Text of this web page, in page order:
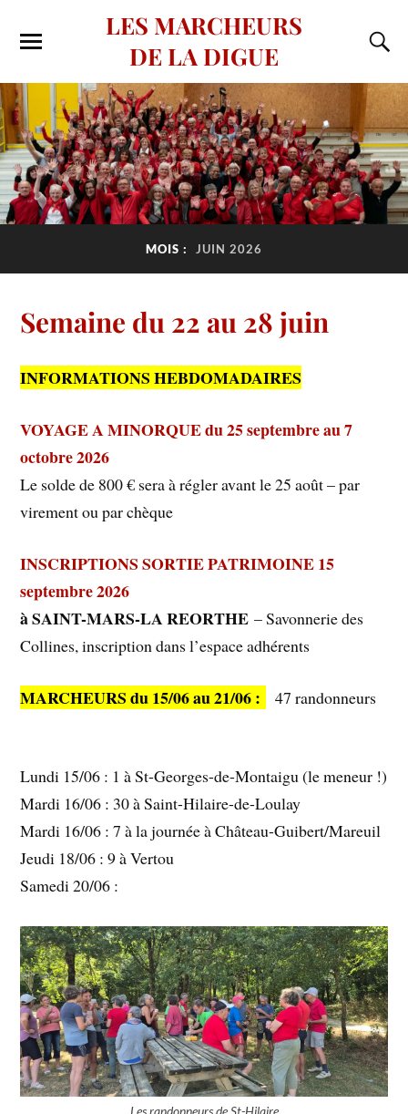
LES MARCHEURS
DE LA DIGUE
MOIS : JUIN 2026
Semaine du 22 au 28 juin
INFORMATIONS HEBDOMADAIRES
VOYAGE A MINORQUE du 25 septembre au 7
octobre 2026
Le solde de 800 € sera à régler avant le 25 août – par
virement ou par chèque
INSCRIPTIONS SORTIE PATRIMOINE 15
septembre 2026
à SAINT-MARS-LA REORTHE– Savonnerie des
Collines, inscription dans l’espace adhérents
MARCHEURS du 15/06 au 21/06 : 47 randonneurs
Lundi 15/06 : 1 à St-Georges-de-Montaigu (le meneur !)
Mardi 16/06 : 30 à Saint-Hilaire-de-Loulay
Mardi 16/06 : 7 à la journée à Château-Guibert/Mareuil
Jeudi 18/06 : 9 à Vertou
Samedi 20/06 :
Les randonneurs de St-Hilaire